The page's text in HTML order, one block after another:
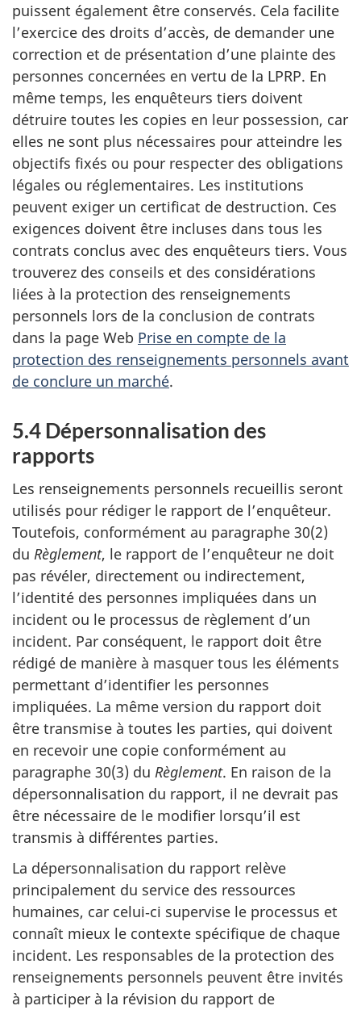
puissent également être conservés. Cela facilite
l’exercice des droits d’accès, de demander une
correction et de présentation d’une plainte des
personnes concernées en vertu de la LPRP. En
même temps, les enquêteurs tiers doivent
détruire toutes les copies en leur possession, car
elles ne sont plus nécessaires pour atteindre les
objectifs fixés ou pour respecter des obligations
légales ou réglementaires. Les institutions
peuvent exiger un certificat de destruction. Ces
exigences doivent être incluses dans tous les
contrats conclus avec des enquêteurs tiers. Vous
trouverez des conseils et des considérations
liées à la protection des renseignements
personnels lors de la conclusion de contrats
dans la page Web Prise en compte de la
protection des renseignements personnels avant
de conclure un marché.
5.4 Dépersonnalisation des
rapports
Les renseignements personnels recueillis seront
utilisés pour rédiger le rapport de l’enquêteur.
Toutefois, conformément au paragraphe 30(2)
du Règlement, le rapport de l’enquêteur ne doit
pas révéler, directement ou indirectement,
l’identité des personnes impliquées dans un
incident ou le processus de règlement d’un
incident. Par conséquent, le rapport doit être
rédigé de manière à masquer tous les éléments
permettant d’identifier les personnes
impliquées. La même version du rapport doit
être transmise à toutes les parties, qui doivent
en recevoir une copie conformément au
paragraphe 30(3) du Règlement. En raison de la
dépersonnalisation du rapport, il ne devrait pas
être nécessaire de le modifier lorsqu’il est
transmis à différentes parties.
La dépersonnalisation du rapport relève
principalement du service des ressources
humaines, car celui‑ci supervise le processus et
connaît mieux le contexte spécifique de chaque
incident. Les responsables de la protection des
renseignements personnels peuvent être invités
à participer à la révision du rapport de